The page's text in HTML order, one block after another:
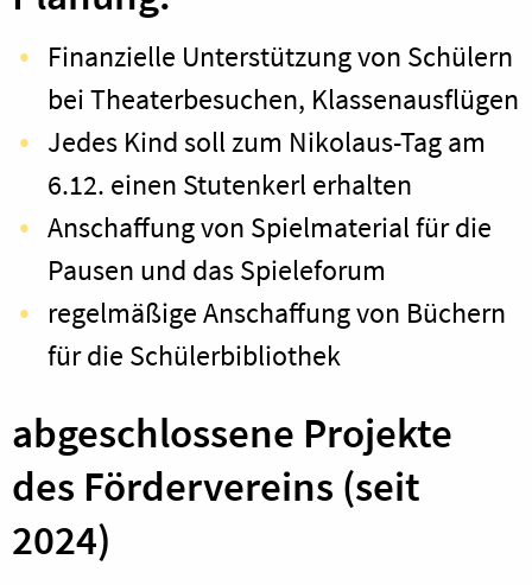
Finanzielle Unterstützung von Schülern
bei Theaterbesuchen, Klassenausflügen
Jedes Kind soll zum Nikolaus-Tag am
6.12. einen Stutenkerl erhalten
Anschaffung von Spielmaterial für die
Pausen und das Spieleforum
regelmäßige Anschaffung von Büchern
für die Schülerbibliothek
abgeschlossene Projekte
des Fördervereins (seit
2024)